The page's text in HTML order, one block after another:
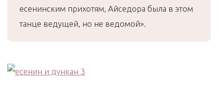
есенинским прихотям, Айседора была в этом
танце ведущей, но не ведомой».